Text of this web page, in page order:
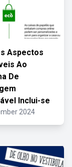
Aspectos
Ao
De
Inclui-se
2024